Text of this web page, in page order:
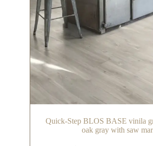
Quick-Step BLOS BASE vinila
oak gray with saw